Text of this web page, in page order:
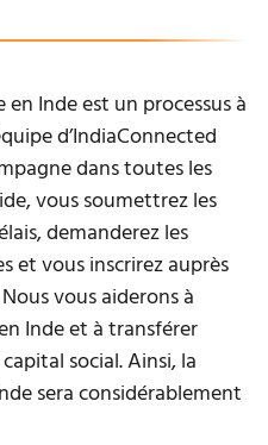
Inde est un processus à
d’IndiaConnected
dans toutes les
vous soumettrez les
demanderez les
et vous inscrirez auprès
vous aiderons à
Inde et à transférer
social. Ainsi, la
sera considérablement